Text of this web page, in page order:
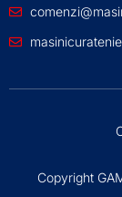
Copyright